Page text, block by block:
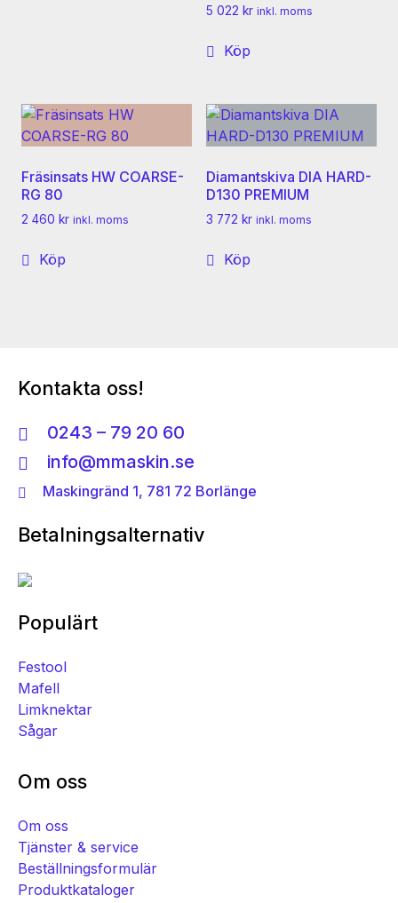
5 022 kr inkl. moms
Köp
Fräsinsats HW COARSE-
RG 80
2 460 kr inkl. moms
Köp
Diamantskiva DIA HARD-
D130 PREMIUM
3 772 kr inkl. moms
Köp
Kontakta oss!
0243 – 79 20 60
info@mmaskin.se
Maskingränd 1, 781 72 Borlänge
Betalningsalternativ
Populärt
Festool
Mafell
Limknektar
Sågar
Om oss
Om oss
Tjänster & service
Beställningsformulär
Produktkataloger